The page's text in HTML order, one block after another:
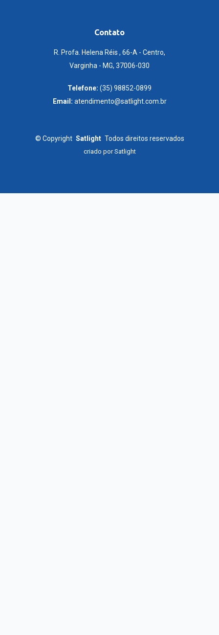
Contato
R. Profa. Helena Réis , 66-A - Centro,
Varginha - MG, 37006-030
Telefone: (35) 98852-0899
Email: atendimento@satlight.com.br
© Copyright Satlight Todos direitos reservados
criado porSatlight